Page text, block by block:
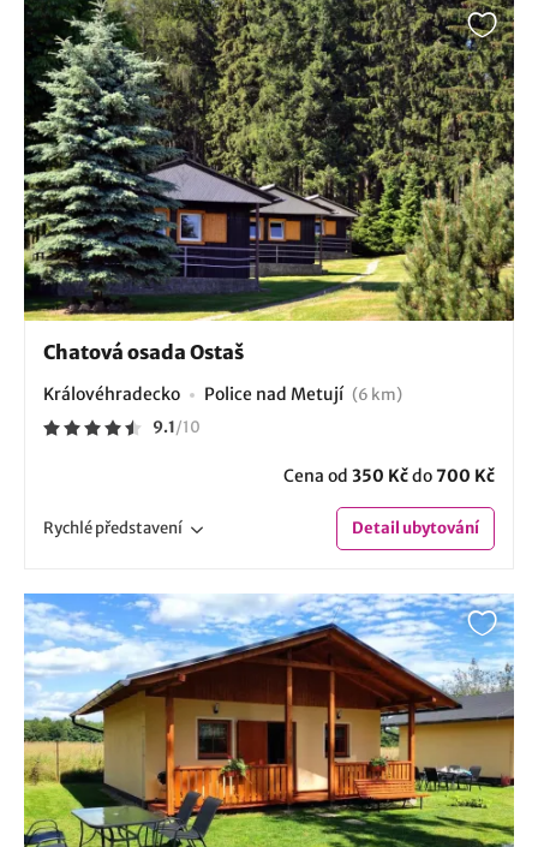
Chatová osada Ostaš
Královéhradecko Police nad Metují (6 km)
9.1/10
Cena od 350 Kčdo700 Kč
Rychlépředstavení Detailubytování